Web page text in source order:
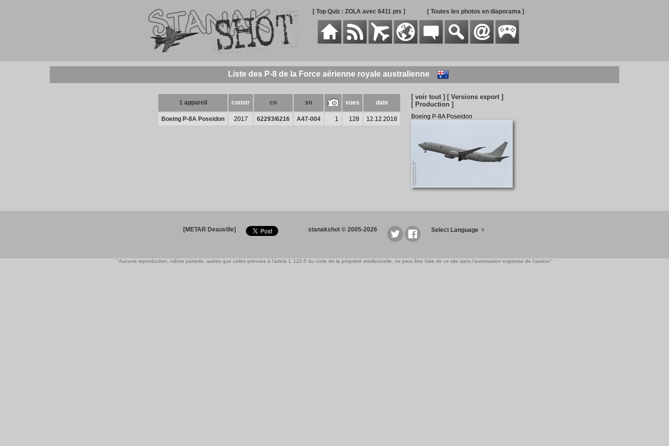
[ Top Quiz : ZOLA avec 6411 pts ] [ Toutes les photos en diaporama ]
Liste des P-8 de la Force aérienne royale australienne
1 appareil constr cn sn vues date
Boeing P-8A Poseidon 2017 62293/6216 A47-004 1 128 12.12.2018
[ voir tout ] [ Versions export ]
[ Production ]
Boeing P-8A Poseidon
[METAR Deauville] stanakshot © 2005-2026 Select Language ▼
"Aucune reproduction, même partielle, autres que celles prévues à l'article L 122-5 du code de la propriété intellectuelle, ne peut être faite de ce site sans l'autorisation expresse de l'auteur."